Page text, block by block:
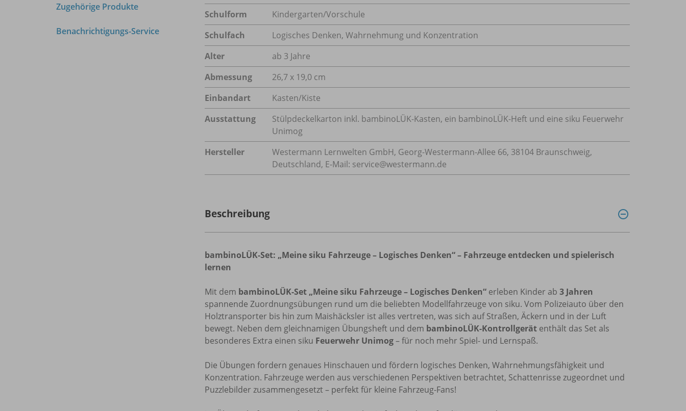
Zugehörige Produkte
Benachrichtigungs-Service
Schulform
Kindergarten/Vorschule
Schulfach
Logisches Denken, Wahrnehmung und Konzentration
Alter
ab 3 Jahre
Abmessung
26,7 x 19,0 cm
Einbandart
Kasten/Kiste
Ausstattung
Stülpdeckelkarton inkl. bambinoLÜK-Kasten, ein bambinoLÜK-Heft und eine siku Feuerwehr
Unimog
Hersteller
Westermann Lernwelten GmbH, Georg-Westermann-Allee 66, 38104 Braunschweig,
Deutschland, E-Mail: service@westermann.de
Beschreibung
bambinoLÜK-Set: „Meine siku Fahrzeuge – Logisches Denken“ – Fahrzeuge entdecken und spielerisch
lernen
Mit dem bambinoLÜK-Set „Meine siku Fahrzeuge – Logisches Denken“ erleben Kinder ab 3 Jahren
spannende Zuordnungsübungen rund um die beliebten Modellfahrzeuge von siku. Vom Polizeiauto über den
Holztransporter bis hin zum Maishäcksler ist alles vertreten, was sich auf Straßen, Äckern und in der Luft
bewegt. Neben dem gleichnamigen Übungsheft und dem bambinoLÜK-Kontrollgerät enthält das Set als
besonderes Extra einen siku Feuerwehr Unimog– für noch mehr Spiel- und Lernspaß.
Die Übungen fordern genaues Hinschauen und fördern logisches Denken, Wahrnehmungsfähigkeit und
Konzentration. Fahrzeuge werden aus verschiedenen Perspektiven betrachtet, Schattenrisse zugeordnet und
Puzzlebilder zusammengesetzt – perfekt für kleine Fahrzeug-Fans!